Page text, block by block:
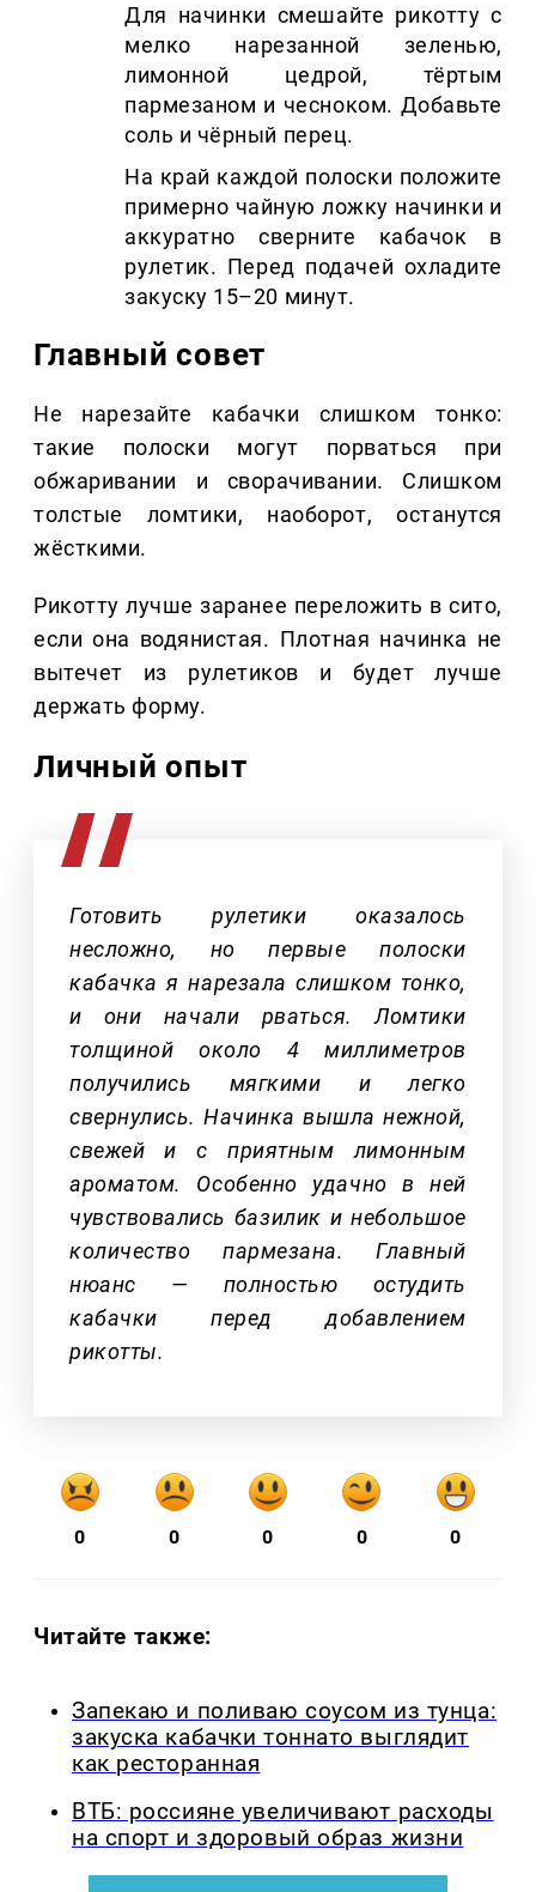
Для начинки смешайте рикотту с
мелко нарезанной зеленью,
лимонной цедрой, тёртым
пармезаном и чесноком. Добавьте
соль и чёрный перец.
На край каждой полоски положите
примерно чайную ложку начинки и
аккуратно сверните кабачок в
рулетик. Перед подачей охладите
закуску 15–20 минут.
Главный совет
Не нарезайте кабачки слишком тонко:
такие полоски могут порваться при
обжаривании и сворачивании. Слишком
толстые ломтики, наоборот, останутся
жёсткими.
Рикотту лучше заранее переложить в сито,
если она водянистая. Плотная начинка не
вытечет из рулетиков и будет лучше
держать форму.
Личный опыт
Готовить рулетики оказалось
несложно, но первые полоски
кабачка я нарезала слишком тонко,
и они начали рваться. Ломтики
толщиной около 4 миллиметров
получились мягкими и легко
свернулись. Начинка вышла нежной,
свежей и с приятным лимонным
ароматом. Особенно удачно в ней
чувствовались базилик и небольшое
количество пармезана. Главный
нюанс — полностью остудить
кабачки перед добавлением
рикотты.
0 0 0 0 0
Читайте также:
Запекаю и поливаю соусом из тунца:
закуска кабачки тоннато выглядит
как ресторанная
ВТБ: россияне увеличивают расходы
на спорт и здоровый образ жизни